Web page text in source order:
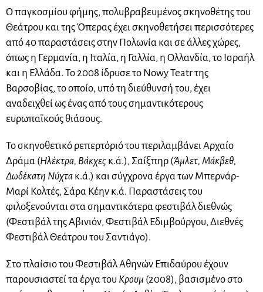
Ο παγκοσμίου φήμης, πολυβραβευμένος σκηνοθέτης του
Θεάτρου και της Όπερας έχει σκηνοθετήσει περισσότερες
από 40 παραστάσεις στην Πολωνία και σε άλλες χώρες,
όπως η Γερμανία, η Ιταλία, η Γαλλία, η Ολλανδία, το Ισραήλ
και η Ελλάδα. Το 2008 ίδρυσε το Nowy Teatr της
Βαρσοβίας, το οποίο, υπό τη διεύθυνσή του, έχει
αναδειχθεί ως ένας από τους σημαντικότερους
ευρωπαϊκούς θιάσους.
Το σκηνοθετικό ρεπερτόριό του περιλαμβάνει Αρχαίο
Δράμα (Ηλέκτρα, Βάκχες κ.ά.), Σαίξπηρ (Άμλετ, Μάκβεθ,
Δωδέκατη Νύχτα κ.ά.) και σύγχρονα έργα των Μπερνάρ-
Μαρί Κολτές, Σάρα Κέην κ.ά. Παραστάσεις του
φιλοξενούνται στα σημαντικότερα φεστιβάλ διεθνώς
(Φεστιβάλ της Αβινιόν, Φεστιβάλ Εδιμβούργου, Διεθνές
Φεστιβάλ Θεάτρου του Σαντιάγο).
Στο πλαίσιο του Φεστιβάλ Αθηνών Επιδαύρου έχουν
παρουσιαστεί τα έργα του Κρουμ (2008), βασισμένο στο